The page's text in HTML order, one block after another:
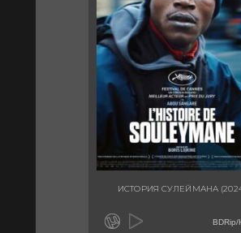
ИСТОРИЯ СУЛЕЙМАНА
BDRip/